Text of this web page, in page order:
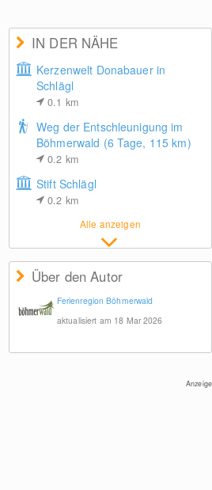
IN DER NÄHE
Kerzenwelt Donabauer in
Schlägl
0.1 km
Weg der Entschleunigung im
Böhmerwald (6 Tage, 115 km)
0.2 km
Stift Schlägl
0.2 km
Alle anzeigen
Über den Autor
Ferienregion Böhmerwald
aktualisiert am 18 Mar 2026
Anzeige